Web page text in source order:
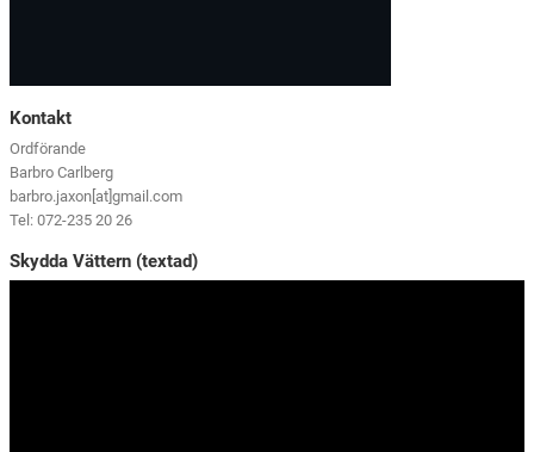
Kontakt
Ordförande
Barbro Carlberg
barbro.jaxon[at]gmail.com
Tel: 072-235 20 26
Skydda Vättern (textad)